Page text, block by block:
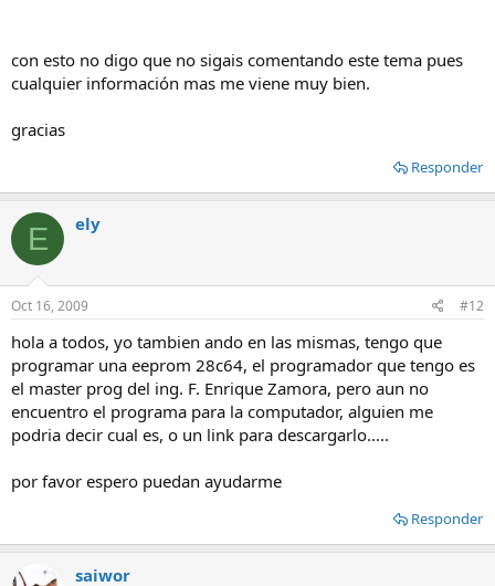
con esto no digo que no sigais comentando este tema pues
cualquier información mas me viene muy bien.
gracias
Responder
E ely
Oct 16, 2009 #12
hola a todos, yo tambien ando en las mismas, tengo que
programar una eeprom 28c64, el programador que tengo es
el master prog del ing. F. Enrique Zamora, pero aun no
encuentro el programa para la computador, alguien me
podria decir cual es, o un link para descargarlo.....
por favor espero puedan ayudarme
Responder
saiwor